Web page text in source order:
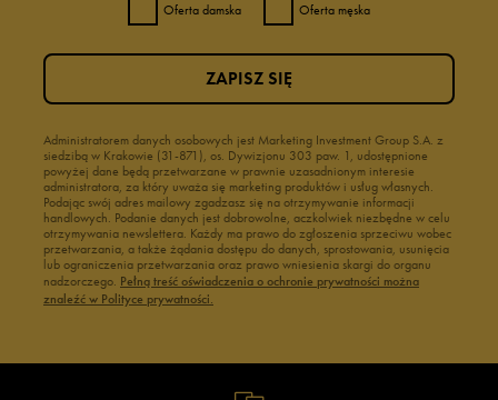
Oferta damska Oferta męska
Administratorem danych osobowych jest Marketing Investment Group S.A. z
siedzibą w Krakowie (31-871), os. Dywizjonu 303 paw. 1, udostępnione
powyżej dane będą przetwarzane w prawnie uzasadnionym interesie
administratora, za który uważa się marketing produktów i usług własnych.
Podając swój adres mailowy zgadzasz się na otrzymywanie informacji
handlowych. Podanie danych jest dobrowolne, aczkolwiek niezbędne w celu
otrzymywania newslettera. Każdy ma prawo do zgłoszenia sprzeciwu wobec
przetwarzania, a także żądania dostępu do danych, sprostowania, usunięcia
lub ograniczenia przetwarzania oraz prawo wniesienia skargi do organu
nadzorczego. Pełną treść oświadczenia o ochronie prywatności można
znaleźć w Polityce prywatności.
ZAPISZ SIĘ